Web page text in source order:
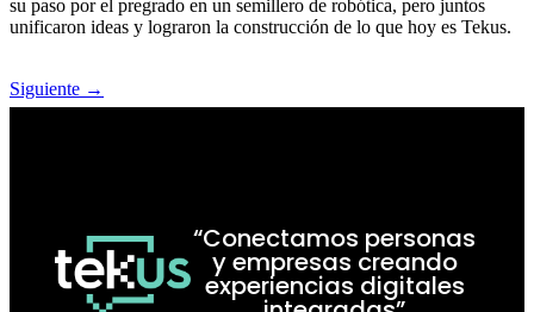
su paso por el pregrado en un semillero de robótica, pero juntos
unificaron ideas y lograron la construcción de lo que hoy es Tekus. ​
Siguiente →
“Conectamos personas
y empresas creando
experiencias digitales